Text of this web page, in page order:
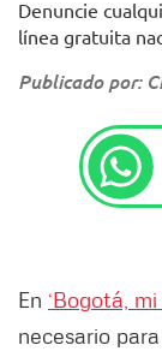
Denuncie
línea gratuita
Publicado por:
En ‘Bogotá,
necesario